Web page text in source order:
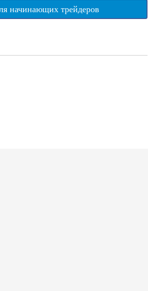
начинающих трейдеров